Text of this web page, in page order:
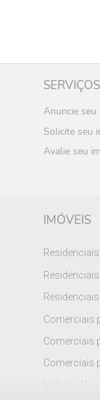
SERVIÇOS
Anuncie seu
Solicite seu
Avalie seu
IMÓVEIS
Comerciais
Comerciais
Comerciais
Imóveis